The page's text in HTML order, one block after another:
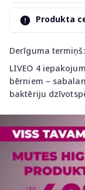
Derīguma
LIVEO 4
bērniem –
baktēriju
Produkta